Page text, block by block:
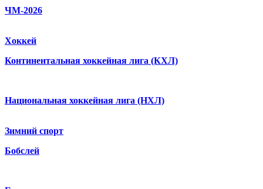
ЧМ-2026
Хоккей
Континентальная хоккейная лига (КХЛ)
Национальная хоккейная лига (НХЛ)
Зимний спорт
Бобслей